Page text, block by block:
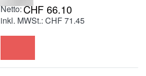
CHF 66.10
inkl. MWSt.: CHF 71.45